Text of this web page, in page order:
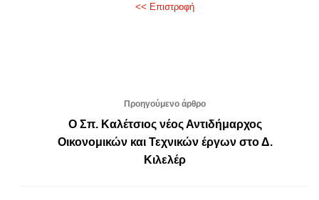
<< Επιστροφή
Προηγούμενο άρθρο
Ο Σπ. Καλέτσιος νέος Αντιδήμαρχος
Οικονομικών και Τεχνικών έργων στο Δ.
Κιλελέρ